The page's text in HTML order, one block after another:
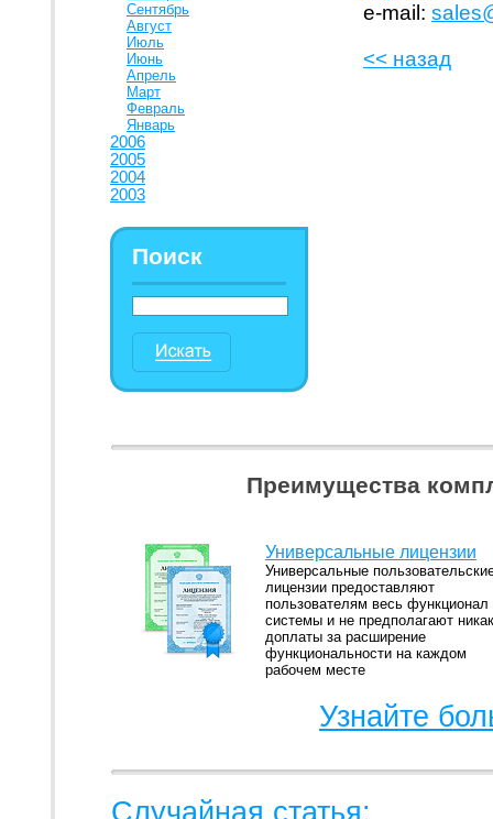
Сентябрь
Август
Июль
Июнь
Апрель
Март
Февраль
Январь
2006
2005
2004
2003
Поиск
е-mail:
<< назад
Преимущества
Универсальные лицензии
Универсальные
лицензии предоставляют
пользователям весь функционал
системы и не предполагают
доплаты за расширение
функциональности на каждом
рабочем месте
Узнайте
Случайная статья: